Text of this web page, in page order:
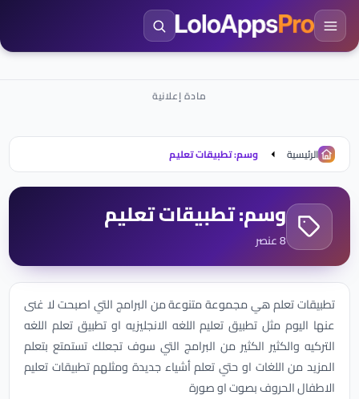
الرئيسية وسم: تطبيقات تعليم
وسم: تطبيقات تعليم
8 عنصر
تطبيقات تعلم هي مجموعة متنوعة من البرامج التي اصبحت لا غنى
عنها اليوم مثل تطبيق تعليم اللغه الانجليزيه او تطبيق تعلم اللغه
التركيه والكثير الكثير من البرامج التي سوف تجعلك تستمتع بتعلم
المزيد من اللغات او حتي تعلم أشياء جديدة ومثلهم تطبيقات تعليم
الاطفال الحروف بصوت او صورة